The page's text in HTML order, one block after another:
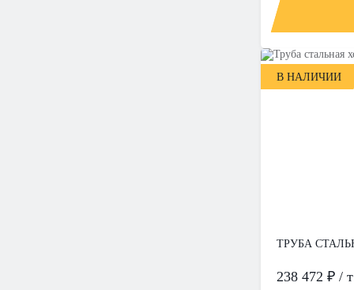
В НАЛИЧИИ
ТРУБА
238 472 ₽ / т